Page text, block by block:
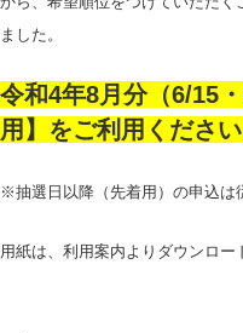
ました。
令和4年8月分（6/15
用】をご利用ください
※抽選日以降（先着用）の申込は
用紙は、利用案内よりダウンロー
神戸レディー